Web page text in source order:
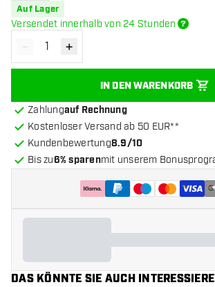
Auf Lager
Versendet innerhalb von 24 Stunden
Menge verringern
- Menge erhöhen
+
IN DEN WARENKORB
Zahlungauf Rechnung
Kostenloser Versand ab 50 EUR**
Kundenbewertung8.9/10
Bis zu6% sparenmit unserem
DAS KÖNNTE SIE AUCH